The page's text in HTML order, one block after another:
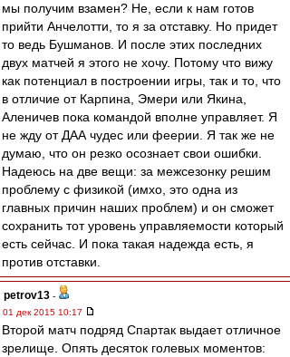
мы получим взамен? Не, если к нам готов
прийти Анчелотти, то я за отставку. Но придет
то ведь Бушманов. И после этих последних
двух матчей я этого не хочу. Потому что вижу
как потенциал в построении игры, так и то, что
в отличие от Карпина, Эмери или Якина,
Аленичев пока командой вполне управляет. Я
не жду от ДАА чудес или феерии. Я так же не
думаю, что он резко осознает свои ошибки.
Надеюсь на две вещи: за межсезонку решим
проблему с физикой (имхо, это одна из
главных причин наших проблем) и он сможет
сохранить тот уровень управляемости который
есть сейчас. И пока такая надежда есть, я
против отставки.
petrov13 -
01 дек 2015 10:17
Второй матч подряд Спартак выдает отличное
зрелище. Опять десяток голевых моментов: